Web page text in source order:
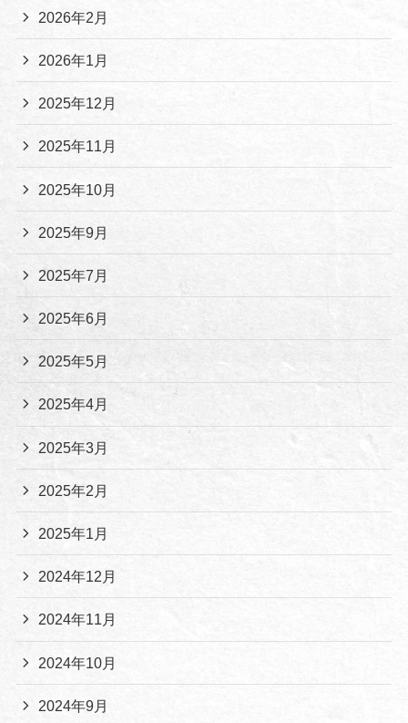
2026年2月
2026年1月
2025年12月
2025年11月
2025年10月
2025年9月
2025年7月
2025年6月
2025年5月
2025年4月
2025年3月
2025年2月
2025年1月
2024年12月
2024年11月
2024年10月
2024年9月